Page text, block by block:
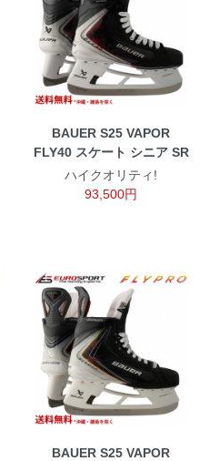
BAUER S25 VAPOR
FLY40 スケート シニア SR
ハイクオリティ!
93,500円
BAUER S25 VAPOR